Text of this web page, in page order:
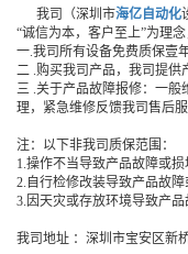
我司（深圳市海亿自动化
“诚信为本，客户至上”为理
一.我司所有设备免费质保壹
二 .购买我司产品，我司提供
三 .关于产品故障报修：一般
理，紧急维修反馈我司售后
注：以下非我司质保范围：
1.操作不当导致产品故障或损
2.自行检修改装导致产品故障
3.因天灾或存放环境导致产品
我司地址 ：深圳市宝安区新